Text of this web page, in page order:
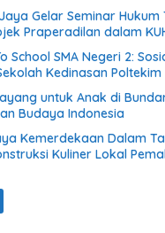
Gelar Seminar Hukum
Praperadilan dalam
School SMA Negeri 2:
Kedinasan Poltekim
untuk Anak di
Budaya Indonesia
Kemerdekaan Dalam
Kuliner Lokal